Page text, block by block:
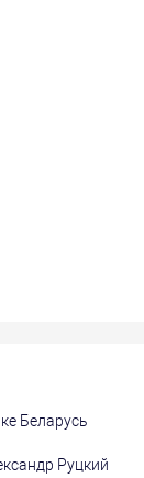
Беларусь
Руцкий